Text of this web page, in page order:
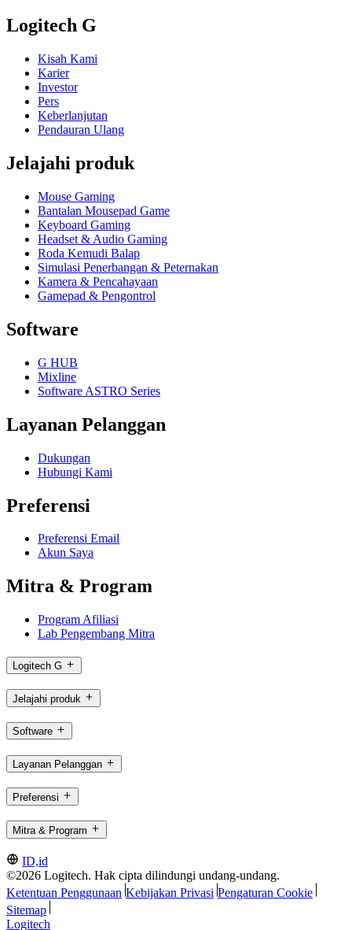
Logitech G
Kisah Kami
Karier
Investor
Pers
Keberlanjutan
Pendauran Ulang
Jelajahi produk
Mouse Gaming
Bantalan Mousepad Game
Keyboard Gaming
Headset & Audio Gaming
Roda Kemudi Balap
Simulasi Penerbangan & Peternakan
Kamera & Pencahayaan
Gamepad & Pengontrol
Software
G HUB
Mixline
Software ASTRO Series
Layanan Pelanggan
Dukungan
Hubungi Kami
Preferensi
Preferensi Email
Akun Saya
Mitra & Program
Program Afiliasi
Lab Pengembang Mitra
Logitech G
Jelajahi produk
Software
Layanan Pelanggan
Preferensi
Mitra & Program
ID,id
©2026 Logitech. Hak cipta dilindungi undang-undang.
Ketentuan Penggunaan Kebijakan Privasi Pengaturan Cookie
Sitemap
Logitech